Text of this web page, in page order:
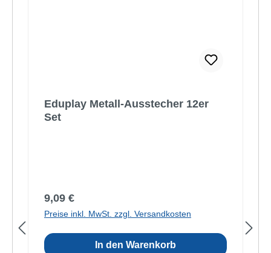
Eduplay Metall-Ausstecher 12er
Set
Regulärer Preis:
9,09 €
Preise inkl. MwSt. zzgl. Versandkosten
In den Warenkorb